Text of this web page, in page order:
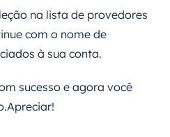
na lista de provedores
com o nome de
à sua conta.
sucesso e agora você